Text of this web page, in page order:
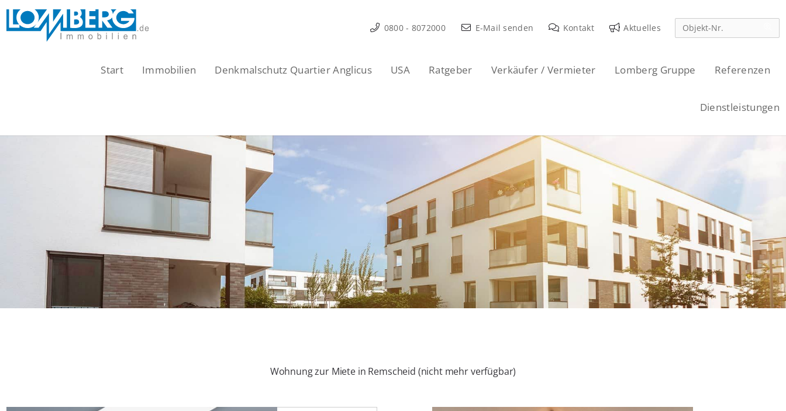
Zum
Inhalt
0800 - 8072000 E-Mail senden Kontakt Aktuelles
Start Immobilien Denkmalschutz Quartier Anglicus USA Ratgeber Verkäufer / Vermieter Lomberg Gruppe Referenzen
Dienstleistungen
Wohnung zur Miete in Remscheid (nicht mehr verfügbar)